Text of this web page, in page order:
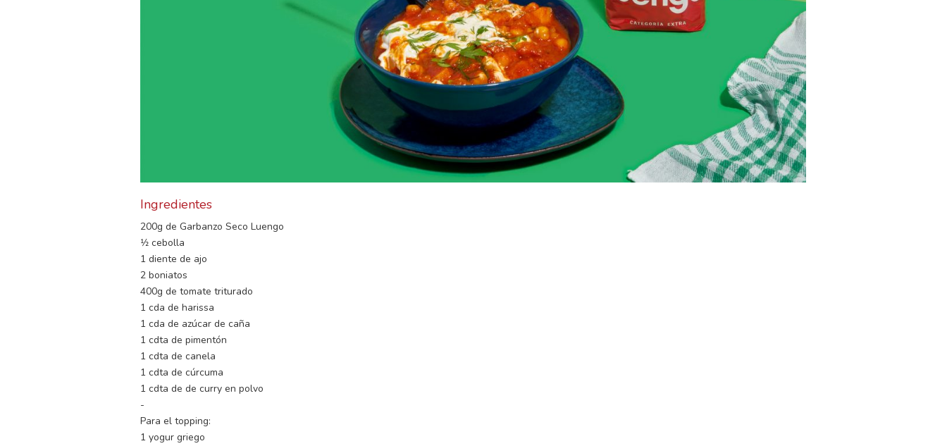
Ingredientes
200g de Garbanzo Seco Luengo
1⁄2 cebolla
1 diente de ajo
2 boniatos
400g de tomate triturado
1 cda de harissa
1 cda de azúcar de caña
1 cdta de pimentón
1 cdta de canela
1 cdta de cúrcuma
1 cdta de de curry en polvo
-
Para el topping:
1 yogur griego